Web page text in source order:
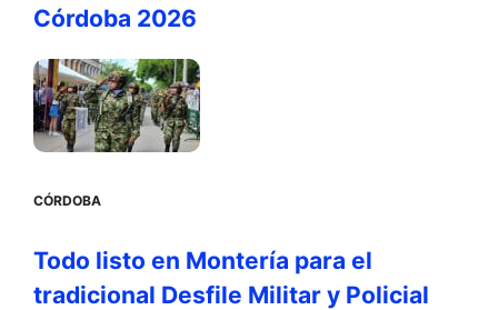
Córdoba 2026
CÓRDOBA
Todo listo en Montería para el
tradicional Desfile Militar y Policial